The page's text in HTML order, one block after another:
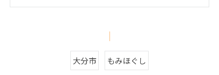
大分市 もみほぐし